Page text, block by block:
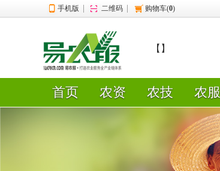
手机版 二维码 购物车(0)
【】
首页 农资 农技 农服